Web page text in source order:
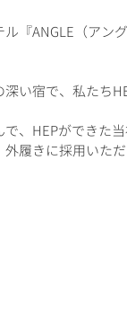
『ANGLE（アン
い宿で、私たち
、HEPができた
履きに採用いた